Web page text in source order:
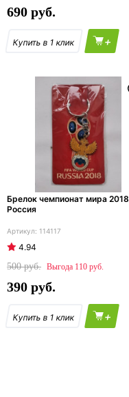
690
+
Брелок чемпионат мира 2018
Россия
114117
4.94
500
110
390
+